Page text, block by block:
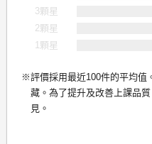
3顆星
2顆星
1顆星
評價採用最近100件的平均值
藏。為了提升及改善上課品
見。